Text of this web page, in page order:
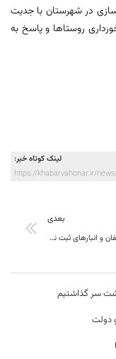
در شهرستان با جدیت
روستاها و پاسخ به
لینک کوتاه خبر:
https://khabarvahonar.ir/news/
بعدی
برخورد با متخلفان و انبارهای ثبت‌ نشده با جدیت ادامه دارد
سر گذاشتیم
دولت